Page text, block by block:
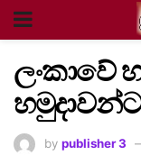
ලංකාවේ
by publisher 3